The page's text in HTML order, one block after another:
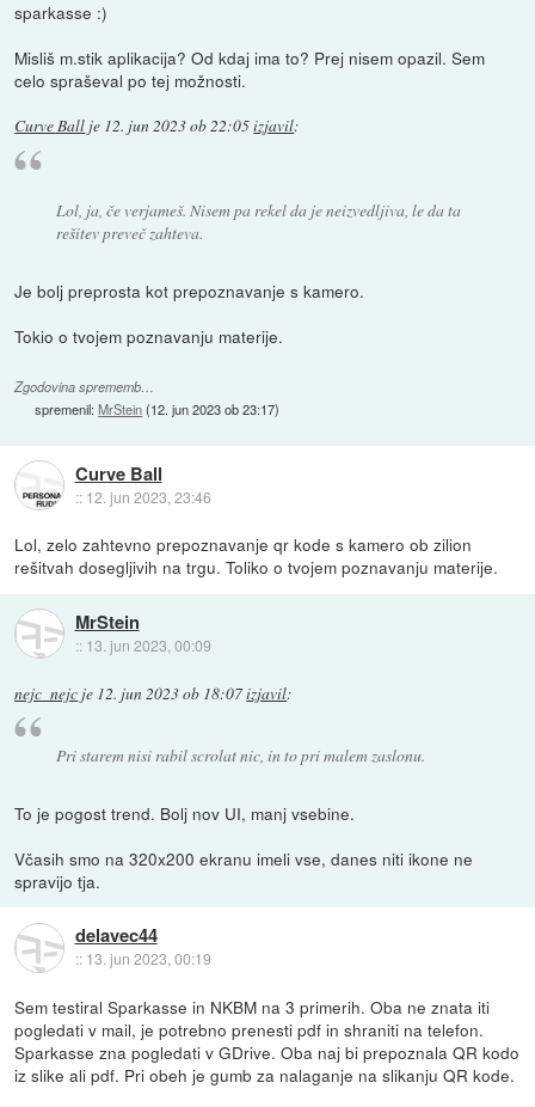
sparkasse :)
Misliš m.stik aplikacija? Od kdaj ima to? Prej nisem opazil. Sem
celo spraševal po tej možnosti.
Curve Ball je 12. jun 2023 ob 22:05izjavil:
Lol, ja, če verjameš. Nisem pa rekel da je neizvedljiva, le da ta
rešitev preveč zahteva.
Je bolj preprosta kot prepoznavanje s kamero.
Tokio o tvojem poznavanju materije.
Zgodovina sprememb…
spremenil:MrStein(12. jun 2023 ob 23:17)
Curve Ball
:: 12. jun 2023, 23:46
Lol, zelo zahtevno prepoznavanje qr kode s kamero ob zilion
rešitvah dosegljivih na trgu. Toliko o tvojem poznavanju materije.
MrStein
:: 13. jun 2023, 00:09
nejc_nejc je 12. jun 2023 ob 18:07izjavil:
Pri starem nisi rabil scrolat nic, in to pri malem zaslonu.
To je pogost trend. Bolj nov UI, manj vsebine.
Včasih smo na 320x200 ekranu imeli vse, danes niti ikone ne
spravijo tja.
delavec44
:: 13. jun 2023, 00:19
Sem testiral Sparkasse in NKBM na 3 primerih. Oba ne znata iti
pogledati v mail, je potrebno prenesti pdf in shraniti na telefon.
Sparkasse zna pogledati v GDrive. Oba naj bi prepoznala QR kodo
iz slike ali pdf. Pri obeh je gumb za nalaganje na slikanju QR kode.